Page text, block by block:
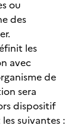
ou
des
les
avec
de
sera
dispositif
suivantes :